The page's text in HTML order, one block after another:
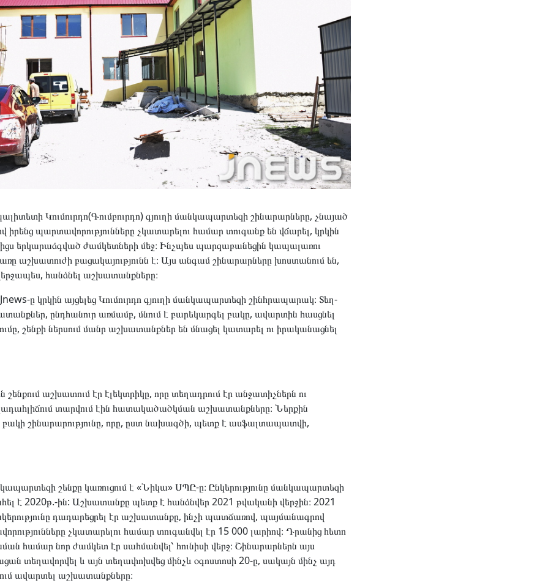
Կումուրդո(Գումբուրդո) գյուղի մանկապարտեզի շինարարները, չնայած
պարտավորությունները չկատարելու համար տուգանք են վճարել, կրկին
երկարաձգված ժամկետների մեջ։ Ինչպես պարզաբանեցին կապալառու
աշխատուժի բացակայությունն է։ Այս անգամ շինարարները խոստանում են,
հանձնել աշխատանքները։
ը կրկին այցելեց Կումուրդո գյուղի մանկապարտեզի շինհրապարակ։ Տեղ-
ընդհանուր առմամբ, մնում է բարեկարգել բակը, ավարտին հասցնել
շենքի ներսում մանր աշխատանքներ են մնացել կատարել ու իրականացնել
շենքում աշխատում էր էլեկտրիկը, որը տեղադրում էր անջատիչներն ու
տարվում էին հատակածածկման աշխատանքները։ Ներքին
շինարարությունը, որը, ըստ նախագծի, պետք է ասֆալտապատվի,
շենքը կառուցում է «Նիկա» ՍՊԸ-ը։ Ընկերությունը մանկապարտեզի
է 2020թ.-ին: Աշխատանքը պետք է հանձնվեր 2021 թվականի վերջին։ 2021
դադարեցրել էր աշխատանքը, ինչի պատճառով, պայմանագրով
չկատարելու համար տուգանվել էր 15 000 լարիով։ Դրանից հետո
համար նոր ժամկետ էր սահմանվել՝ հունիսի վերջ։ Շինարարներն այս
տեղավորվել և այն տեղափոխվեց մինչև օգոստոսի 20-ը, սակայն մինչ այդ
ավարտել աշխատանքները։